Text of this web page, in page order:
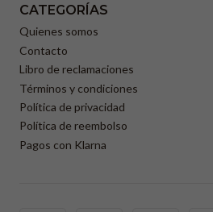
CATEGORÍAS
Quienes somos
Contacto
Libro de reclamaciones
Términos y condiciones
Política de privacidad
Política de reembolso
Pagos con Klarna